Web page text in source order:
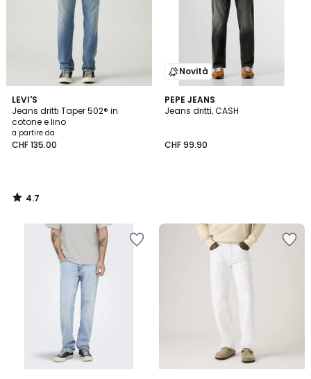
LEVI'S
Jeans dritti Taper 502® in
cotone e lino
a partire da
CHF 135.00
4.7
/ 5
4.7
/
Novità
PEPE JEANS
Jeans dritti, CASH
CHF 99.90